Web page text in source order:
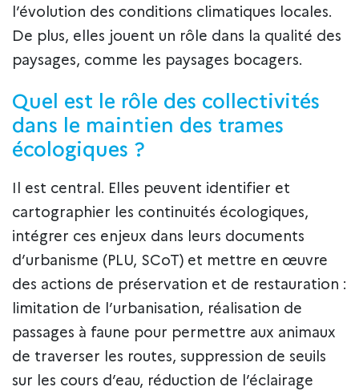
l’évolution des conditions climatiques locales.
De plus, elles jouent un rôle dans la qualité des
paysages, comme les paysages bocagers.
Quel est le rôle des collectivités
dans le maintien des trames
écologiques ?
Il est central. Elles peuvent identifier et
cartographier les continuités écologiques,
intégrer ces enjeux dans leurs documents
d’urbanisme (PLU, SCoT) et mettre en œuvre
des actions de préservation et de restauration :
limitation de l’urbanisation, réalisation de
passages à faune pour permettre aux animaux
de traverser les routes, suppression de seuils
sur les cours d’eau, réduction de l’éclairage